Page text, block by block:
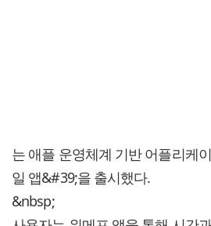
는 애플 운영체계 기반 어플리케
일 앱&#39;을 출시했다.
&nbsp;